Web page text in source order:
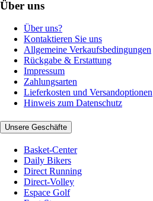
Über uns
Über uns?
Kontaktieren Sie uns
Allgemeine Verkaufsbedingungen
Rückgabe & Erstattung
Impressum
Zahlungsarten
Lieferkosten und Versandoptionen
Hinweis zum Datenschutz
Unsere Geschäfte
Basket-Center
Daily Bikers
Direct Running
Direct-Volley
Espace Golf